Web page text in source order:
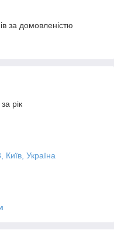
за домовленістю
рік
Київ, Україна